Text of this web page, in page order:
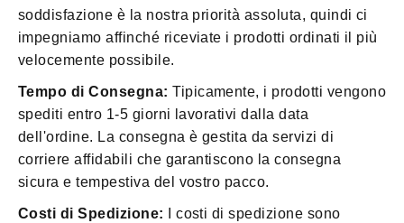
soddisfazione è la nostra priorità assoluta, quindi ci
impegniamo affinché riceviate i prodotti ordinati il più
velocemente possibile.
Tempo di Consegna: Tipicamente, i prodotti vengono
spediti entro 1-5 giorni lavorativi dalla data
dell'ordine. La consegna è gestita da servizi di
corriere affidabili che garantiscono la consegna
sicura e tempestiva del vostro pacco.
Costi di Spedizione: I costi di spedizione sono